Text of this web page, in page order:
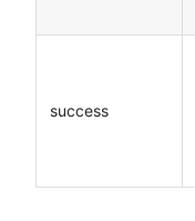
success